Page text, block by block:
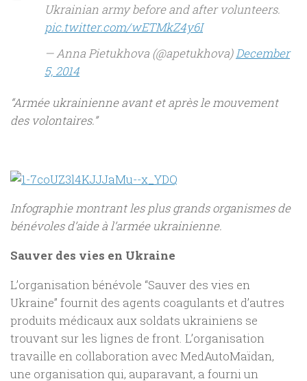
Ukrainian army before and after volunteers.
pic.twitter.com/wETMkZ4y6I
— Anna Pietukhova (@apetukhova)December
5, 2014
“Armée ukrainienne avant et après le mouvement
des volontaires.”
Infographie montrant les plus grands organismes de
bénévoles d’aide à l’armée ukrainienne.
Sauver des vies en Ukraine
L’organisation bénévole “Sauver des vies en
Ukraine” fournit des agents coagulants et d’autres
produits médicaux aux soldats ukrainiens se
trouvant sur les lignes de front. L’organisation
travaille en collaboration avec MedAutoMaïdan,
une organisation qui, auparavant, a fourni un